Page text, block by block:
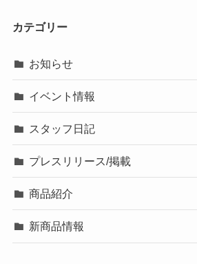
カテゴリー
お知らせ
イベント情報
スタッフ日記
プレスリリース/掲載
商品紹介
新商品情報